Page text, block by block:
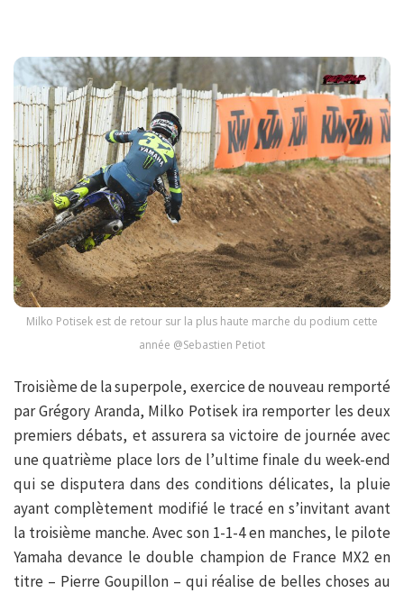
Milko Potisek est de retour sur la plus haute marche du podium cette
année @Sebastien Petiot
Troisième de la superpole, exercice de nouveau remporté
par Grégory Aranda, Milko Potisek ira remporter les deux
premiers débats, et assurera sa victoire de journée avec
une quatrième place lors de l’ultime finale du week-end
qui se disputera dans des conditions délicates, la pluie
ayant complètement modifié le tracé en s’invitant avant
la troisième manche. Avec son 1-1-4 en manches, le pilote
Yamaha devance le double champion de France MX2 en
titre – Pierre Goupillon – qui réalise de belles choses au